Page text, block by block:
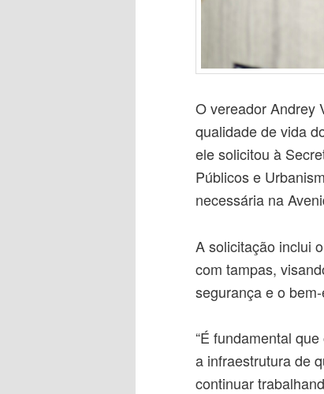
O vereador Andrey
qualidade de vida
ele solicitou à
Públicos e
necessária na
A solicitação inclui
com tampas,
segurança e o
“É fundamental
a infraestrutura de
continuar